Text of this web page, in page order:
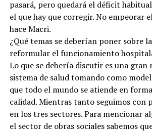
pasará, pero quedará el déficit
el que hay que corregir. No empeorar
hace Macri.
¿Qué temas se deberían poner sobre
reformular el funcionamiento
Lo que se debería discutir es una gran
sistema de salud tomando como
que todo el mundo se atiende en
calidad. Mientras tanto seguimos con
en los tres sectores. Para mencionar
el sector de obras sociales sabemos